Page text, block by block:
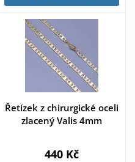
Řetízek z chirurgické oceli
zlacený Valis 4mm
440 Kč